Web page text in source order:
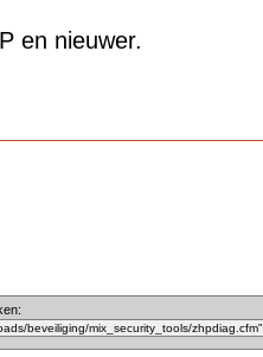
en nieuwer.